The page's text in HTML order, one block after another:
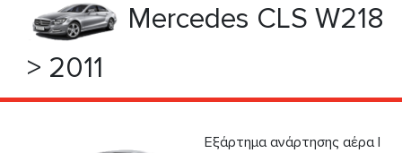
Mercedes CLS W218
> 2011
Εξάρτημα ανάρτησης αέρα |